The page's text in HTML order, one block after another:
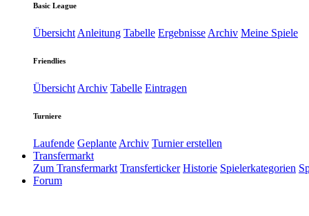
Basic League
Übersicht Anleitung Tabelle Ergebnisse Archiv Meine Spiele
Friendlies
Übersicht Archiv Tabelle Eintragen
Turniere
Laufende Geplante Archiv Turnier erstellen
Transfermarkt
Zum Transfermarkt Transferticker Historie Spielerkategorien
Forum